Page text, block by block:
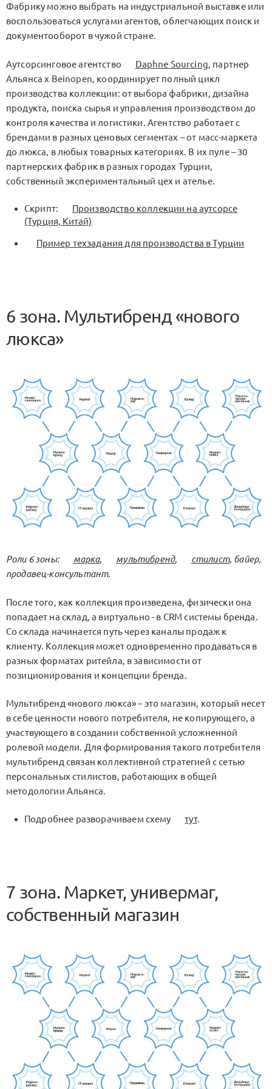
Фабрику можно выбрать на индустриальной выставке или
воспользоваться услугами агентов, облегчающих поиск и
документооборот в чужой стране.
Аутсорсинговое агентство Daphne Sourcing, партнер
Альянса x Beinopen, координирует полный цикл
производства коллекции: от выбора фабрики, дизайна
продукта, поиска сырья и управления производством до
контроля качества и логистики. Агентство работает с
брендами в разных ценовых сегментах – от масс-маркета
до люкса, в любых товарных категориях. В их пуле – 30
партнерских фабрик в разных городах Турции,
собственный экспериментальный цех и ателье.
Скрипт:
Производство коллекции на аутсорсе
(Турция, Китай)
Пример техзадания для производства в Турции
6 зона. Мультибренд «нового
люкса»
Роли 6 зоны: марка, мультибренд, стилист, байер,
продавец-консультант.
После того, как коллекция произведена, физически она
попадает на склад, а виртуально - в CRM системы бренда.
Со склада начинается путь через каналы продаж к
клиенту. Коллекция может одновременно продаваться в
разных форматах ритейла, в зависимости от
позиционирования и концепции бренда.
Мультибренд «нового люкса» – это магазин, который несет
в себе ценности нового потребителя, не копирующего, а
участвующего в создании собственной усложненной
ролевой модели. Для формирования такого потребителя
мультибренд связан коллективной стратегией с сетью
персональных стилистов, работающих в общей
методологии Альянса.
Подробнее разворачиваем схему тут.
7 зона. Маркет, универмаг,
собственный магазин